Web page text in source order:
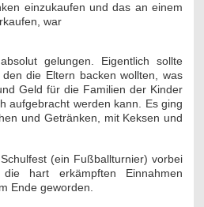
einzukaufen und das an einem
war
gelungen. Eigentlich sollte
die Eltern backen wollten, was
Geld für die Familien der Kinder
aufgebracht werden kann. Es ging
und Getränken, mit Keksen und
(ein Fußballturnier) vorbei
hart erkämpften Einnahmen
Ende geworden.